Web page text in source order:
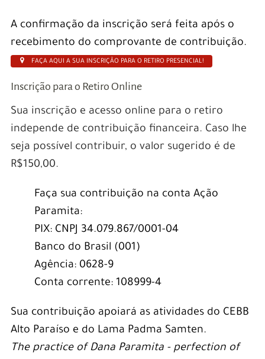
A confirmação da inscrição será feita após o
recebimento do comprovante de contribuição.
FAÇA AQUI A SUA INSCRIÇÃO PARA O RETIRO PRESENCIAL!
Inscrição para o Retiro Online
Sua inscrição e acesso online para o retiro
independe de contribuição financeira. Caso lhe
seja possível contribuir, o valor sugerido é de
R$150,00.
Faça sua contribuição na conta Ação
Paramita:
PIX: CNPJ 34.079.867/0001-04
Banco do Brasil (001)
Agência: 0628-9
Conta corrente: 108999-4
Sua contribuição apoiará as atividades do CEBB
Alto Paraíso e do Lama Padma Samten.
The practice of Dana Paramita - perfection of